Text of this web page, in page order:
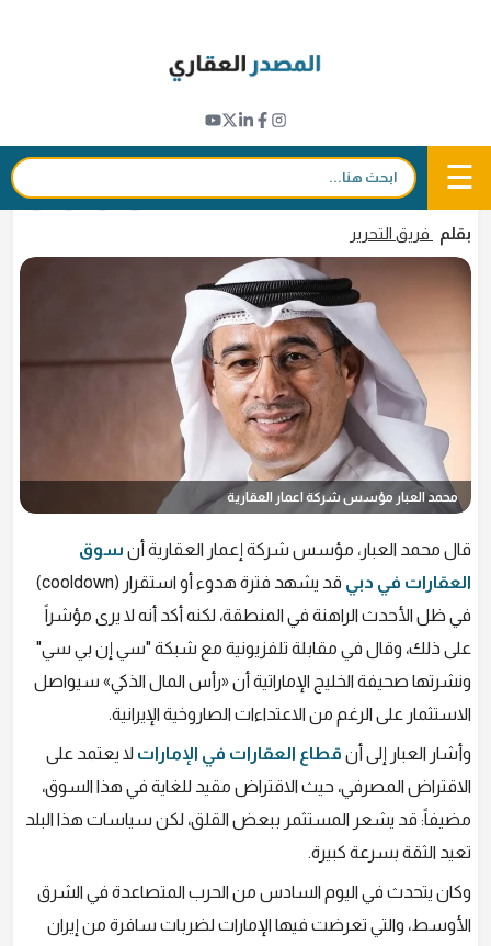
☰ بحث:
هذه توقعات مؤسس شركة إعمار لمستقبل
سوق العقارات في دبي وسط الأحداث الراهنة
6 مارس 2026 - 15:27 f
𝕏
in
بقلم فريق التحرير
محمد العبار مؤسس شركة اعمار العقارية
قال محمد العبار، مؤسس شركة إعمار العقارية أن سوق
العقارات في دبي
قد يشهد فترة هدوء أو استقرار (cooldown)
في ظل الأحدث الراهنة في المنطقة، لكنه أكد أنه لا يرى مؤشراً
على ذلك، وقال في مقابلة تلفزيونية مع شبكة "سي إن بي سي"
ونشرتها صحيفة الخليج الإماراتية أن «رأس المال الذكي» سيواصل
الاستثمار على الرغم من الاعتداءات الصاروخية الإيرانية.
وأشار العبار إلى أن قطاع العقارات في الإمارات لا يعتمد على
الاقتراض المصرفي، حيث الاقتراض مقيد للغاية في هذا السوق،
مضيفاً: قد يشعر المستثمر ببعض القلق، لكن سياسات هذا البلد
تعيد الثقة بسرعة كبيرة.
وكان يتحدث في اليوم السادس من الحرب المتصاعدة في الشرق
الأوسط، والتي تعرضت فيها الإمارات لضربات سافرة من إيران